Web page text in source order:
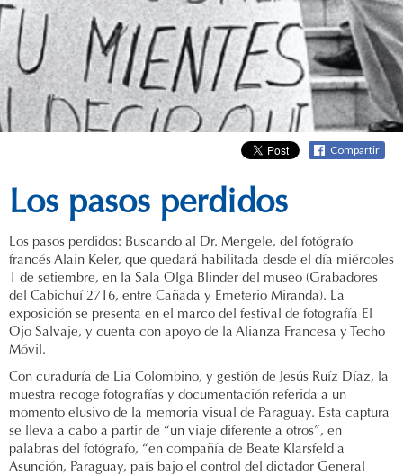
Compartir
Los pasos perdidos
Los pasos perdidos: Buscando al Dr. Mengele, del fotógrafo
francés Alain Keler, que quedará habilitada desde el día miércoles
1 de setiembre, en la Sala Olga Blinder del museo (Grabadores
del Cabichuí 2716, entre Cañada y Emeterio Miranda). La
exposición se presenta en el marco del festival de fotografía El
Ojo Salvaje, y cuenta con apoyo de la Alianza Francesa y Techo
Móvil.
Con curaduría de Lia Colombino, y gestión de Jesús Ruíz Díaz, la
muestra recoge fotografías y documentación referida a un
momento elusivo de la memoria visual de Paraguay. Esta captura
se lleva a cabo a partir de “un viaje diferente a otros”, en
palabras del fotógrafo, “en compañía de Beate Klarsfeld a
Asunción, Paraguay, país bajo el control del dictador General